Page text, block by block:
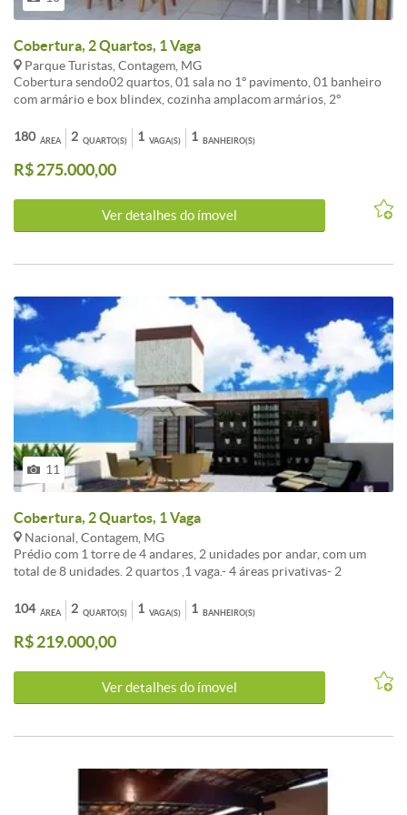
Cobertura, 2 Quartos, 1 Vaga
Parque Turistas, Contagem, MG
Cobertura sendo02 quartos, 01 sala no 1º pavimento, 01 banheiro
com armário e box blindex, cozinha amplacom armários, 2º
em blindex,apartamento todo em porcelanato, gesso em todos
osambientes.01 vaga de garagem coberta.Próximo a supermercado,
padaria, farmácia e etc.
ÁREA
180 QUARTO(S)
2 VAGA(S)
1 BANHEIRO(S)
1
R$ 275.000,00
Ver detalhes do ímovel
11
Cobertura, 2 Quartos, 1 Vaga
Nacional, Contagem, MG
Prédio com 1 torre de 4 andares, 2 unidades por andar, com um
total de 8 unidades. 2 quartos ,1 vaga.- 4 áreas privativas- 2
ÁREA
104 QUARTO(S)
2 VAGA(S)
1 BANHEIRO(S)
1
R$ 219.000,00
Ver detalhes do ímovel